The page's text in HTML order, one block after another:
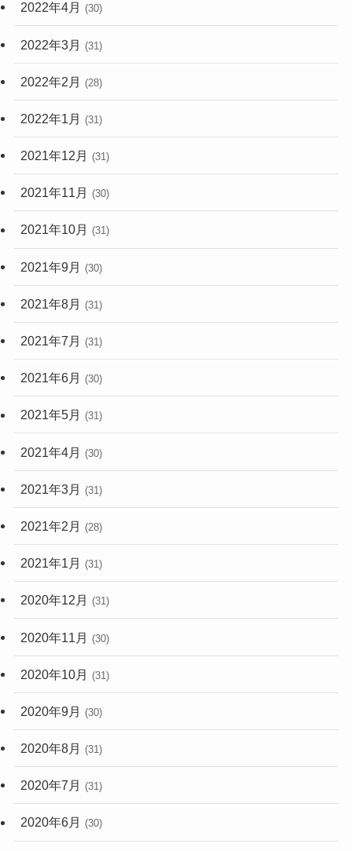
2022年4月 (30)
2022年3月 (31)
2022年2月 (28)
2022年1月 (31)
2021年12月 (31)
2021年11月 (30)
2021年10月 (31)
2021年9月 (30)
2021年8月 (31)
2021年7月 (31)
2021年6月 (30)
2021年5月 (31)
2021年4月 (30)
2021年3月 (31)
2021年2月 (28)
2021年1月 (31)
2020年12月 (31)
2020年11月 (30)
2020年10月 (31)
2020年9月 (30)
2020年8月 (31)
2020年7月 (31)
2020年6月 (30)